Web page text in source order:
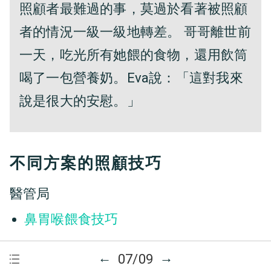
照顧者最難過的事，莫過於看著被照顧
者的情況一級一級地轉差。 哥哥離世前
一天，吃光所有她餵的食物，還用飲筒
喝了一包營養奶。Eva說：「這對我來
說是很大的安慰。」
不同方案的照顧技巧
醫管局
鼻胃喉餵食技巧
耆智園
← 07/09 →